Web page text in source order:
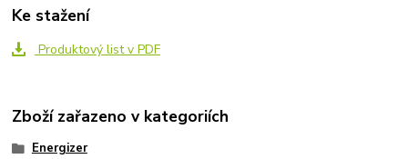
Ke stažení
Produktový list v PDF
Zboží zařazeno v kategoriích
Energizer